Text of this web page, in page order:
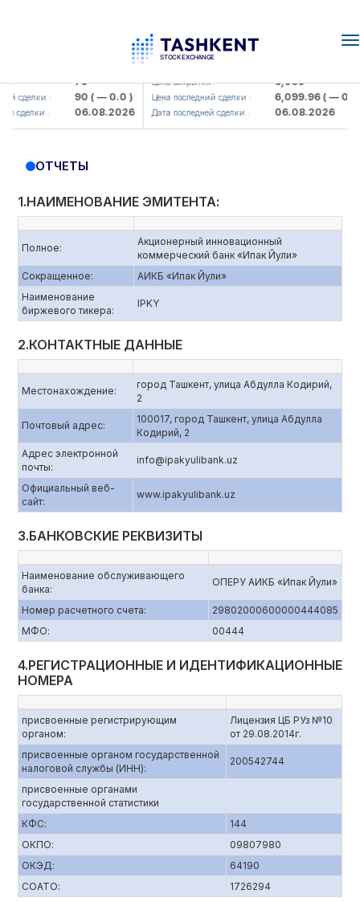
: 79
сделки : 90( — 0.0 )
сделки : 06.08.2026
UZMK (<O'zmetkombinat> AJ)
Цена закрытия : 6,099
Цена последний сделки : 6,099.96( — 0.0 )
Дата последней сделки : 06.08.2026
ОТЧЕТЫ
1.НАИМЕНОВАНИЕ ЭМИТЕНТА:
Полное:
Акционерный инновационный
коммерческий банк «Ипак Йули»
Сокращенное:
АИКБ «Ипак Йули»
Наименование
биржевого тикера:
IPKY
2.КОНТАКТНЫЕ ДАННЫЕ
Местонахождение:
город Ташкент, улица Абдулла Кодирий,
2
Почтовый адрес:
100017, город Ташкент, улица Абдулла
Кодирий, 2
Адрес электронной
почты:
info@ipakyulibank.uz
Официальный веб-
сайт:
www.ipakyulibank.uz
3.БАНКОВСКИЕ РЕКВИЗИТЫ
Наименование обслуживающего
банка:
ОПЕРУ АИКБ «Ипак Йули»
Номер расчетного счета:
29802000600000444085
МФО:
00444
4.РЕГИСТРАЦИОННЫЕ И ИДЕНТИФИКАЦИОННЫЕ
НОМЕРА
присвоенные регистрирующим
органом:
Лицензия ЦБ РУз №10
от 29.08.2014г.
присвоенные органом государственной
налоговой службы (ИНН):
200542744
присвоенные органами
государственной статистики
КФС:
144
ОКПО:
09807980
ОКЭД:
64190
СОАТО:
1726294